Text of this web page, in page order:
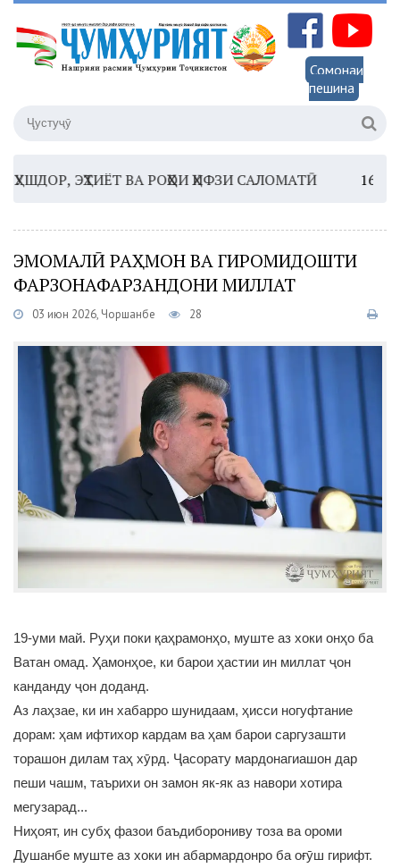
Сомонаи
пешина
ЭҲТИЁТ ВА РОҲҲОИ ҲИФЗИ САЛОМАТӢ16:35 –
ЭМОМАЛӢ РАҲМОН ВА ГИРОМИДОШТИ
ФАРЗОНАФАРЗАНДОНИ МИЛЛАТ
03 июн 2026, Чоршанбе 28
19-уми май. Руҳи поки қаҳрамонҳо, муште аз хоки онҳо ба
Ватан омад. Ҳамонҳое, ки барои ҳастии ин миллат ҷон
канданду ҷон доданд.
Аз лаҳзае, ки ин хабарро шунидаам, ҳисси ногуфтание
дорам: ҳам ифтихор кардам ва ҳам барои саргузашти
торашон дилам таҳ хӯрд. Ҷасорату мардонагиашон дар
пеши чашм, таърихи он замон як-як аз навори хотира
мегузарад...
Ниҳоят, ин субҳ фазои баъдиборониву тоза ва ороми
Душанбе муште аз хоки ин абармардонро ба оғӯш гирифт.